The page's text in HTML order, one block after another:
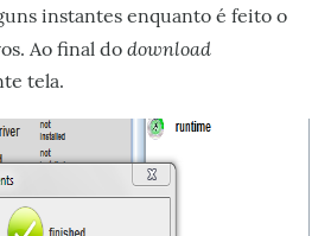
instantes enquanto é feito o
Ao final do download
tela.